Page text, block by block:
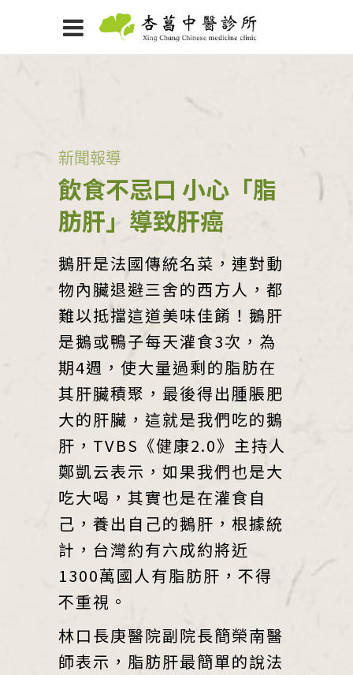
新聞報導
飲食不忌口 小心「脂
肪肝」導致肝癌
鵝肝是法國傳統名菜，連對動
物內臟退避三舍的西方人，都
難以抵擋這道美味佳餚！鵝肝
是鵝或鴨子每天灌食3次，為
期4週，使大量過剩的脂肪在
其肝臟積聚，最後得出腫脹肥
大的肝臟，這就是我們吃的鵝
肝，TVBS《健康2.0》主持人
鄭凱云表示，如果我們也是大
吃大喝，其實也是在灌食自
己，養出自己的鵝肝，根據統
計，台灣約有六成約將近
1300萬國人有脂肪肝，不得
不重視。
林口長庚醫院副院長簡榮南醫
師表示，脂肪肝最簡單的說法